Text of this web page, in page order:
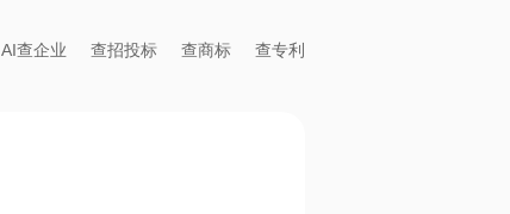
AI查企业 查招投标 查商标 查专利